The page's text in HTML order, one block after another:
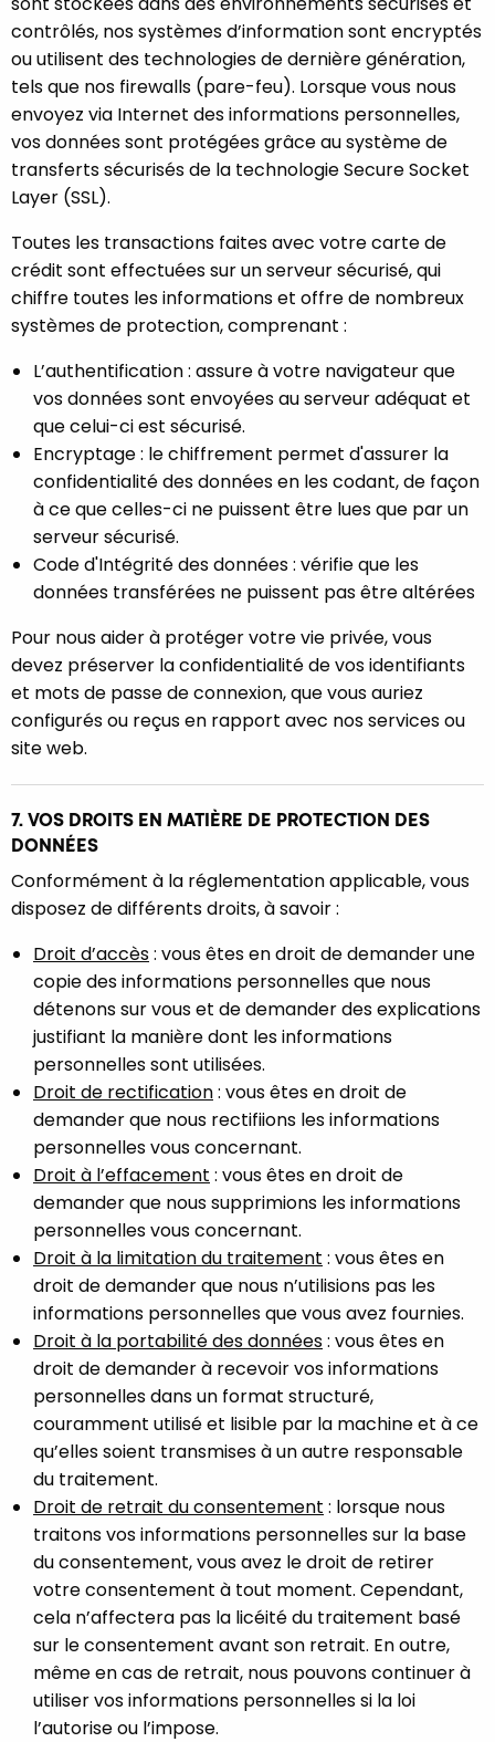
contrôlés, nos systèmes d’information sont encryptés
ou utilisent des technologies de dernière génération,
tels que nos firewalls (pare-feu). Lorsque vous nous
envoyez via Internet des informations personnelles,
vos données sont protégées grâce au système de
transferts sécurisés de la technologie Secure Socket
Layer (SSL).
Toutes les transactions faites avec votre carte de
crédit sont effectuées sur un serveur sécurisé, qui
chiffre toutes les informations et offre de nombreux
systèmes de protection, comprenant :
L’authentification : assure à votre navigateur que
vos données sont envoyées au serveur adéquat et
que celui-ci est sécurisé.
Encryptage : le chiffrement permet d'assurer la
confidentialité des données en les codant, de façon
à ce que celles-ci ne puissent être lues que par un
serveur sécurisé.
Code d'Intégrité des données : vérifie que les
données transférées ne puissent pas être altérées
Pour nous aider à protéger votre vie privée, vous
devez préserver la confidentialité de vos identifiants
et mots de passe de connexion, que vous auriez
configurés ou reçus en rapport avec nos services ou
site web.
7. VOS DROITS EN MATIÈRE DE PROTECTION DES
DONNÉES
Conformément à la réglementation applicable, vous
disposez de différents droits, à savoir :
Droit d’accès: vous êtes en droit de demander une
copie des informations personnelles que nous
détenons sur vous et de demander des explications
justifiant la manière dont les informations
personnelles sont utilisées.
Droit de rectification: vous êtes en droit de
demander que nous rectifiions les informations
personnelles vous concernant.
Droit à l’effacement : vous êtes en droit de
demander que nous supprimions les informations
personnelles vous concernant.
Droit à la limitation du traitement : vous êtes en
droit de demander que nous n’utilisions pas les
informations personnelles que vous avez fournies.
Droit à la portabilité des données: vous êtes en
droit de demander à recevoir vos informations
personnelles dans un format structuré,
couramment utilisé et lisible par la machine et à ce
qu’elles soient transmises à un autre responsable
du traitement.
Droit de retrait du consentement : lorsque nous
traitons vos informations personnelles sur la base
du consentement, vous avez le droit de retirer
votre consentement à tout moment. Cependant,
cela n’affectera pas la licéité du traitement basé
sur le consentement avant son retrait. En outre,
même en cas de retrait, nous pouvons continuer à
utiliser vos informations personnelles si la loi
l’autorise ou l’impose.